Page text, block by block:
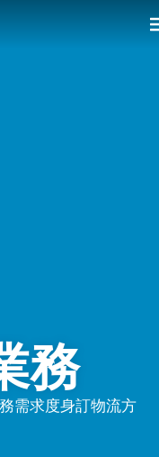
務
需求度身訂物流方